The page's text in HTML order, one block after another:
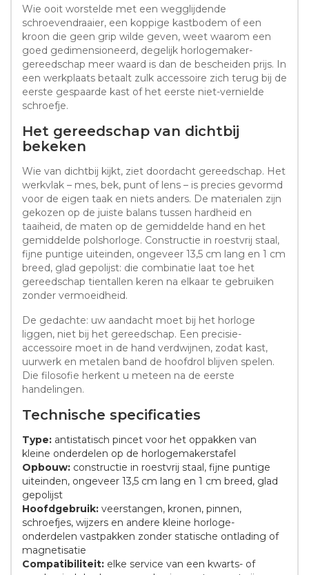
Wie ooit worstelde met een wegglijdende
schroevendraaier, een koppige kastbodem of een
kroon die geen grip wilde geven, weet waarom een
goed gedimensioneerd, degelijk horlogemaker-
gereedschap meer waard is dan de bescheiden prijs. In
een werkplaats betaalt zulk accessoire zich terug bij de
eerste gespaarde kast of het eerste niet-vernielde
schroefje.
Het gereedschap van dichtbij
bekeken
Wie van dichtbij kijkt, ziet doordacht gereedschap. Het
werkvlak – mes, bek, punt of lens – is precies gevormd
voor de eigen taak en niets anders. De materialen zijn
gekozen op de juiste balans tussen hardheid en
taaiheid, de maten op de gemiddelde hand en het
gemiddelde polshorloge. Constructie in roestvrij staal,
fijne puntige uiteinden, ongeveer 13,5 cm lang en 1 cm
breed, glad gepolijst: die combinatie laat toe het
gereedschap tientallen keren na elkaar te gebruiken
zonder vermoeidheid.
De gedachte: uw aandacht moet bij het horloge
liggen, niet bij het gereedschap. Een precisie-
accessoire moet in de hand verdwijnen, zodat kast,
uurwerk en metalen band de hoofdrol blijven spelen.
Die filosofie herkent u meteen na de eerste
handelingen.
Technische specificaties
Type: antistatisch pincet voor het oppakken van
kleine onderdelen op de horlogemakerstafel
Opbouw: constructie in roestvrij staal, fijne puntige
uiteinden, ongeveer 13,5 cm lang en 1 cm breed, glad
gepolijst
Hoofdgebruik: veerstangen, kronen, pinnen,
schroefjes, wijzers en andere kleine horloge-
onderdelen vastpakken zonder statische ontlading of
magnetisatie
Compatibiliteit: elke service van een kwarts- of